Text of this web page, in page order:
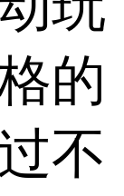
的
不